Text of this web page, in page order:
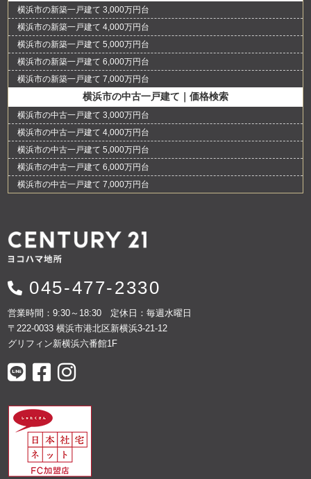
横浜市の新築一戸建て 3,000万円台
横浜市の新築一戸建て 4,000万円台
横浜市の新築一戸建て 5,000万円台
横浜市の新築一戸建て 6,000万円台
横浜市の新築一戸建て 7,000万円台
横浜市の中古一戸建て｜価格検索
横浜市の中古一戸建て 3,000万円台
横浜市の中古一戸建て 4,000万円台
横浜市の中古一戸建て 5,000万円台
横浜市の中古一戸建て 6,000万円台
横浜市の中古一戸建て 7,000万円台
045-477-2330
営業時間：9:30～18:30 定休日：毎週水曜日
〒222-0033 横浜市港北区新横浜3-21-12
グリフィン新横浜六番館1F